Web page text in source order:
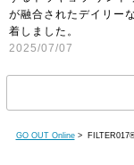
が融合されたデイリー
着しました。
2025/07/07
GO OUT Online> FILTER017®